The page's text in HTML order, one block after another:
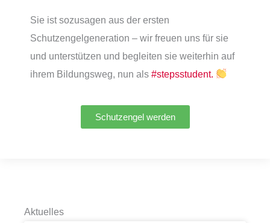
Sie ist sozusagen aus der ersten
Schutzengelgeneration – wir freuen uns für sie
und unterstützen und begleiten sie weiterhin auf
ihrem Bildungsweg, nun als #stepsstudent.
Schutzengel werden
Aktuelles